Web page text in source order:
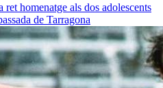
homenatge als dos adolescents
de Tarragona